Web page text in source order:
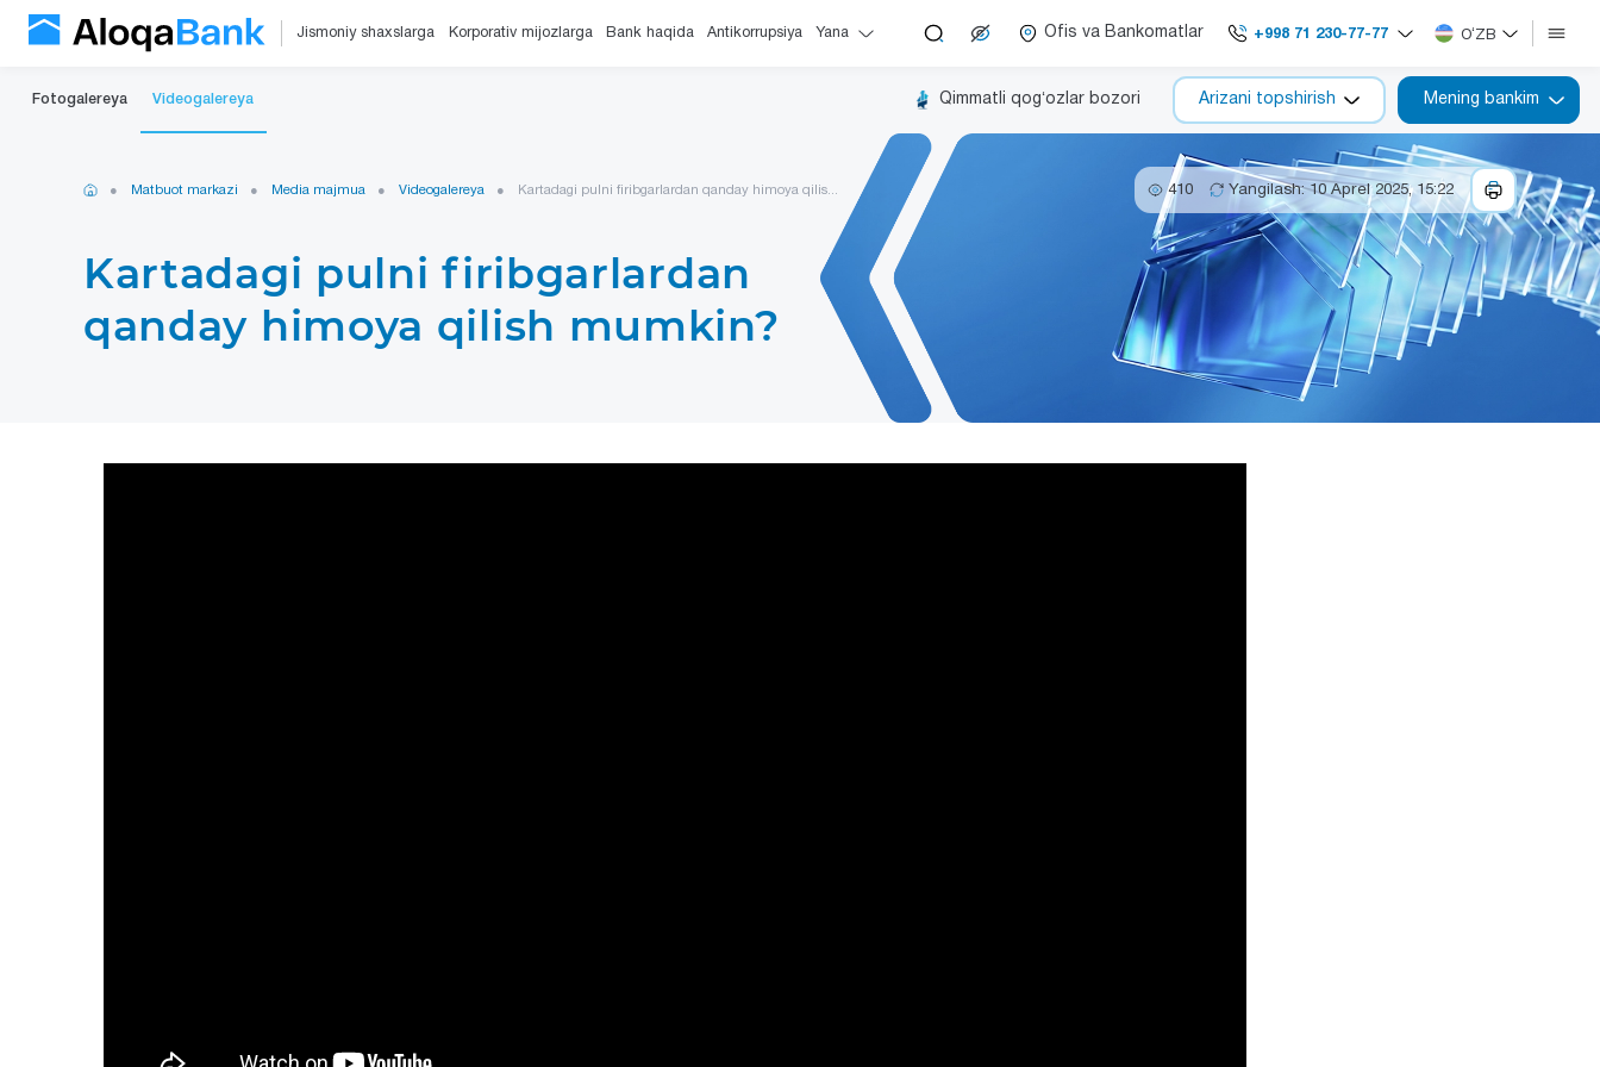
Jismoniy shaxslarga Korporativ mijozlarga Bank haqida Antikorrupsiya Yana Ofis va Bankomatlar +998 71 230-77-77 OʻZB
Fotogalereya Videogalereya Qimmatli qogʻozlar bozori Arizani topshirish Mening bankim
Matbuot markazi Media majmua Videogalereya Kartadagi pulni firibgarlardan qanday himoya qilis... 410 Yangilash: 10 Aprel 2025, 15:22
Kartadagi pulni firibgarlardan
qanday himoya qilish mumkin?